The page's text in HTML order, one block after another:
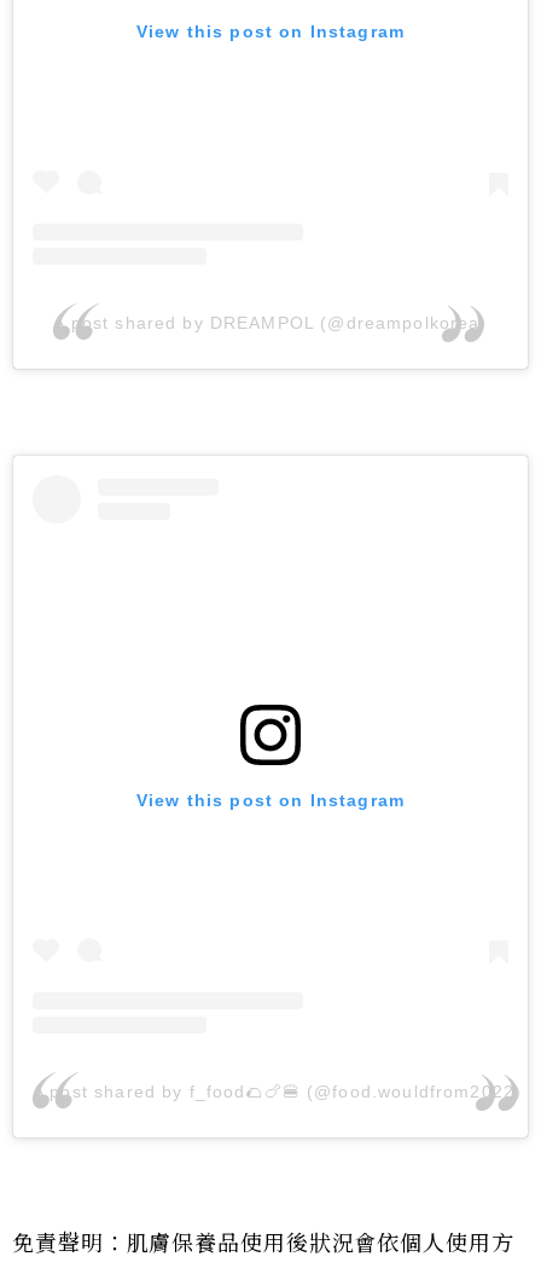
View this post on Instagram
A post shared by DREAMPOL (@dreampolkorea)
View this post on Instagram
A post shared by f_food🌮🍗🍔 (@food.wouldfrom2022)
免責聲明：肌膚保養品使用後狀況會依個人使用方